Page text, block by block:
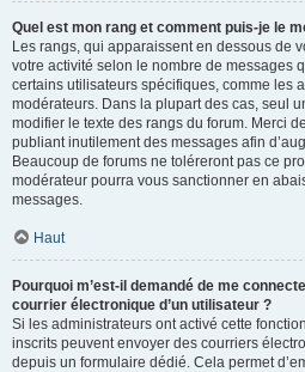
Quel est mon rang et comment puis-je le
Les rangs, qui apparaissent en dessous de
votre activité selon le nombre de messages
certains utilisateurs spécifiques, comme les
modérateurs. Dans la plupart des cas, seul
modifier le texte des rangs du forum. Merci
publiant inutilement des messages afin
Beaucoup de forums ne toléreront pas ce
modérateur pourra vous sanctionner en
messages.
Haut
Pourquoi m’est-il demandé de me
courrier électronique d’un utilisateur ?
Si les administrateurs ont activé cette
inscrits peuvent envoyer des courriers
depuis un formulaire dédié. Cela permet